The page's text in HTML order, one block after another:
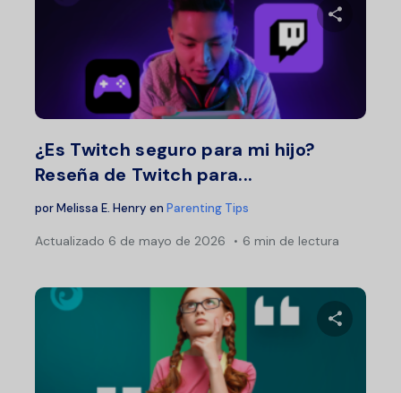
¿Es Twitch seguro para mi hijo?
Reseña de Twitch para...
porMelissa E. Henry en Parenting Tips
Actualizado 6 de mayo de 2026 6 min de lectura